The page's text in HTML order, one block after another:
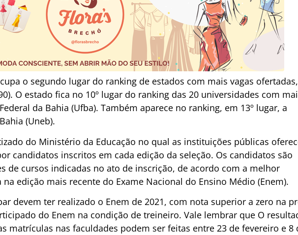
o segundo lugar do ranking de estados com mais vagas ofertadas,
O estado fica no 10º lugar do ranking das 20 universidades com
da Bahia (Ufba). Também aparece no ranking, em 13º lugar, a
(Uneb).
do Ministério da Educação no qual as instituições públicas
candidatos inscritos em cada edição da seleção. Os candidatos são
de cursos indicadas no ato de inscrição, de acordo com a melhor
edição mais recente do Exame Nacional do Ensino Médio (Enem).
devem ter realizado o Enem de 2021, com nota superior a zero na
do Enem na condição de treineiro. Vale lembrar que O
matrículas nas faculdades podem ser feitas entre 23 de fevereiro e 8